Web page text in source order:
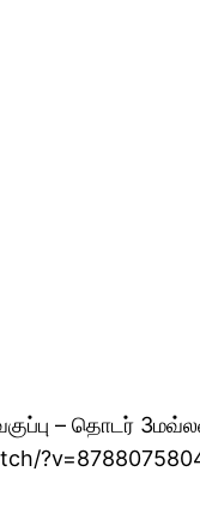
– தொடர்